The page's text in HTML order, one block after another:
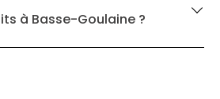
à Basse-Goulaine ?